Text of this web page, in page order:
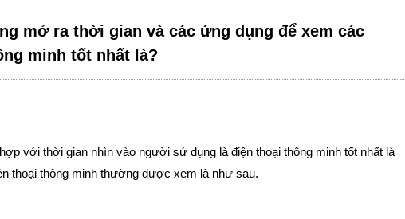
mở ra thời gian và các ứng dụng để xem các
minh tốt nhất là?
với thời gian nhìn vào người sử dụng là điện thoại thông minh tốt nhất là
thoại thông minh thường được xem là như sau.